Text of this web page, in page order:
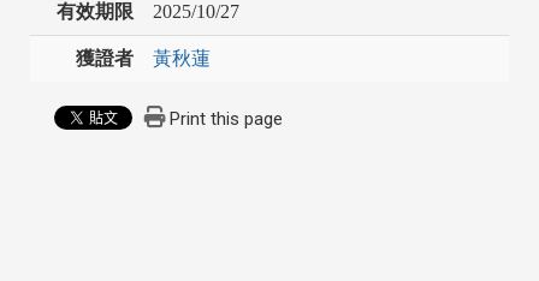
有效期限 2025/10/27
獲證者 黃秋蓮
Print this page